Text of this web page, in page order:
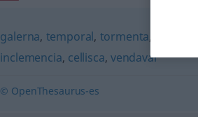
galerna, temporal, tormenta,
inclemencia, cellisca, vendaval
© OpenThesaurus-es